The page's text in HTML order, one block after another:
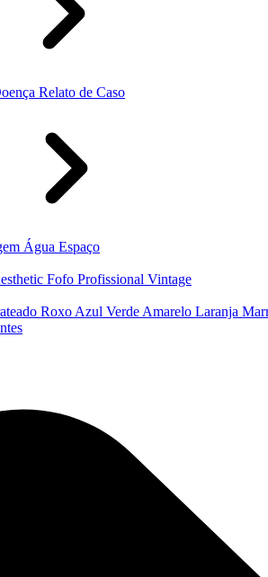
Relato de Caso
Água Espaço
Fofo Profissional Vintage
Roxo Azul Verde Amarelo Laranja